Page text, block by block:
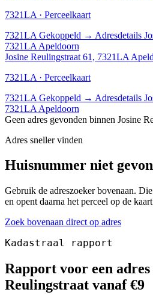
7321LA · Perceelkaart
7321LA Gekoppeld → Adresdetails
7321LA Apeldoorn
Josine Reulingstraat 61, 7321LA
7321LA · Perceelkaart
7321LA Gekoppeld → Adresdetails
7321LA Apeldoorn
Geen adres gevonden binnen Josine
Adres sneller vinden
Huisnummer niet
Gebruik de adreszoeker bovenaan.
en opent daarna het perceel op de
Zoek bovenaan direct op adres
Kadastraal rapport
Rapport voor een adres
Reulingstraat vanaf €9